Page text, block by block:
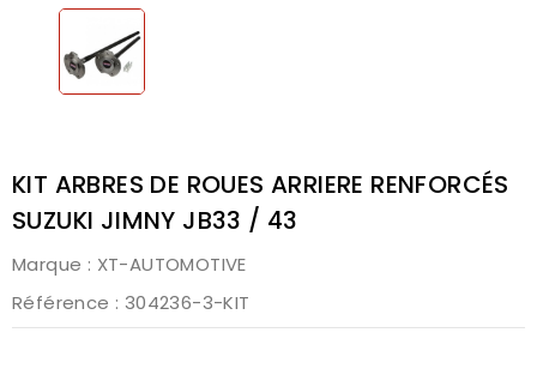
KIT ARBRES DE ROUES ARRIERE RENFORCÉS
SUZUKI JIMNY JB33 / 43
Marque : XT-AUTOMOTIVE
Référence : 304236-3-KIT